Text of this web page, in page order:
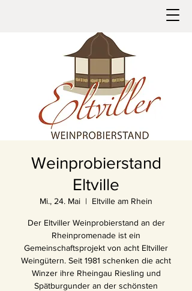
Weinprobierstand
Eltville
Mi., 24. Mai
  |
Eltville am Rhein
Der Eltviller Weinprobierstand an der
Rheinpromenade ist ein
Gemeinschaftsprojekt von acht Eltviller
Weingütern. Seit 1981 schenken die acht
Winzer ihre Rheingau Riesling und
Spätburgunder an der schönsten